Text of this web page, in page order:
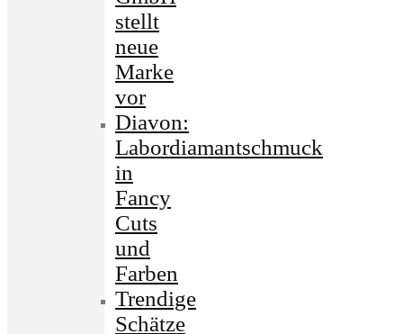
stellt
neue
Marke
vor
Diavon:
Labordiamantschmuck
in
Fancy
Cuts
und
Farben
Trendige
Schätze